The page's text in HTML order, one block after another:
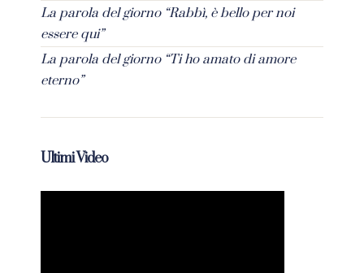
La parola del giorno “Rabbì, è bello per noi
essere qui”
La parola del giorno “Ti ho amato di amore
eterno”
Ultimi Video